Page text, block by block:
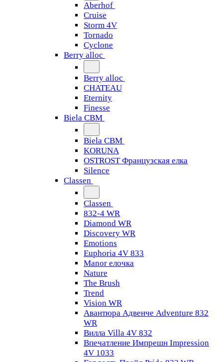
Aberhof
Cruise
Storm 4V
Tornado
Сyclone
Berry alloc
Berry alloc
CHATEAU
Eternity
Finesse
Biela CBM
Biela CBM
KORUNA
OSTROST Французская елка
Silence
Classen
Classen
832-4 WR
Diamond WR
Discovery WR
Emotions
Euphoria 4V 833
Manor елочка
Nature
The Brush
Trend
Vision WR
Авантюра Адвенче Adventure 832
WR
Вилла Villa 4V 832
Впечатление Импрешн Impression
4V 1033